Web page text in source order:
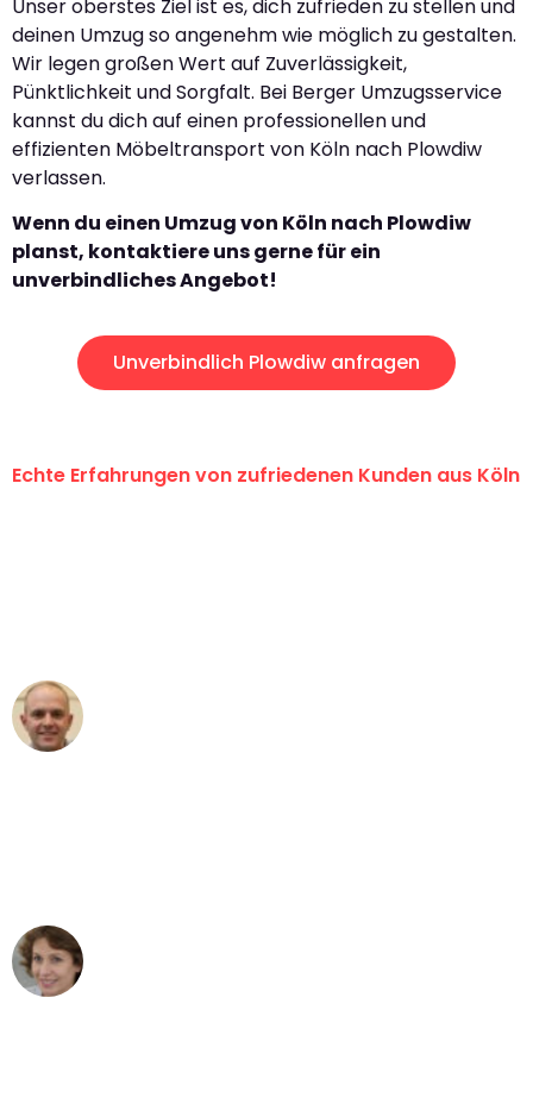
Unser oberstes Ziel ist es, dich zufrieden zu stellen und
deinen Umzug so angenehm wie möglich zu gestalten.
Wir legen großen Wert auf Zuverlässigkeit,
Pünktlichkeit und Sorgfalt. Bei Berger Umzugsservice
kannst du dich auf einen professionellen und
effizienten Möbeltransport von Köln nach Plowdiw
verlassen.
Wenn du einen Umzug von Köln nach Plowdiw
planst, kontaktiere uns gerne für ein
unverbindliches Angebot!
Unverbindlich Plowdiw anfragen
Echte Erfahrungen von zufriedenen Kunden aus Köln